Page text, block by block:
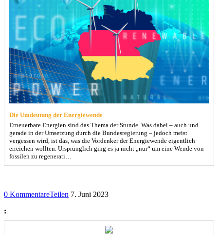
Die Umdeutung der Energiewende
Erneuerbare Energien sind das Thema der Stunde. Was dabei – auch und
gerade in der Umsetzung durch die Bundesregierung – jedoch meist
vergessen wird, ist das, was die Vordenker der Energiewende eigentlich
erreichen wollten. Ursprünglich ging es ja nicht „nur“ um eine Wende von
fossilen zu regenerati…
0 KommentareTeilen 7. Juni 2023
: